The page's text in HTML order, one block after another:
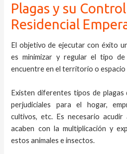
Plagas y su
Residencial
El objetivo de ejecutar con éxito
es minimizar y regular el tipo
encuentre en el territorio o espacio
Existen diferentes tipos de
perjudiciales para el hogar,
cultivos, etc. Es necesario
acaben con la multiplicación y
estos animales e insectos.